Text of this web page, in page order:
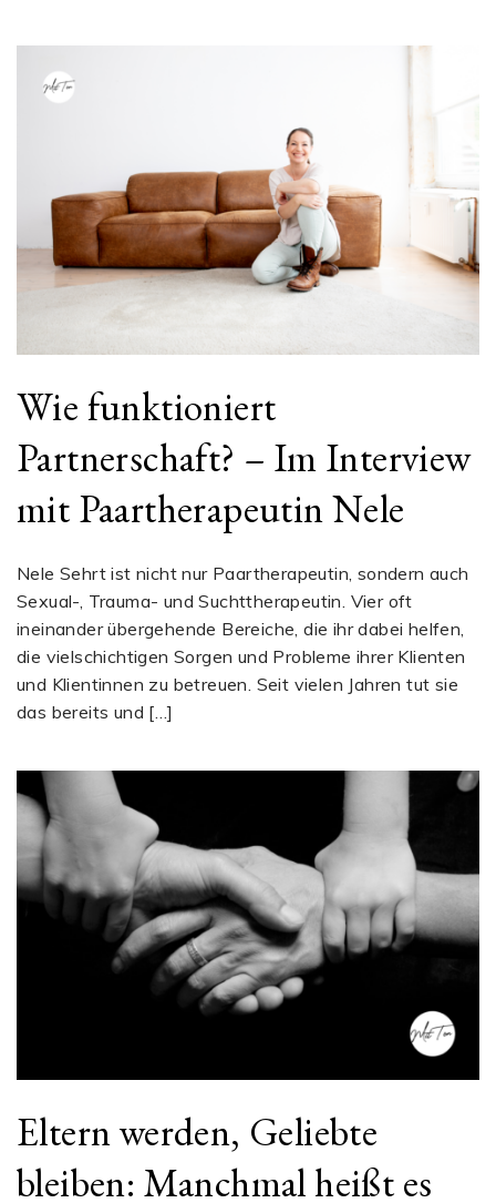
Wie funktioniert
Partnerschaft? – Im Interview
mit Paartherapeutin Nele
Nele Sehrt ist nicht nur Paartherapeutin, sondern auch
Sexual-, Trauma- und Suchttherapeutin. Vier oft
ineinander übergehende Bereiche, die ihr dabei helfen,
die vielschichtigen Sorgen und Probleme ihrer Klienten
und Klientinnen zu betreuen. Seit vielen Jahren tut sie
das bereits und […]
Eltern werden, Geliebte
bleiben: Manchmal heißt es